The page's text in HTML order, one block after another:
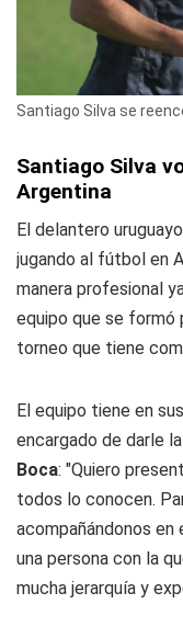
Santiago Silva se
Santiago Silva
Argentina
El delantero
jugando al fútbol en
manera profesional
equipo que se formó
torneo que tiene
El equipo tiene en
encargado de darle
Boca: "Quiero
todos lo conocen.
acompañándonos
una persona con la
mucha jerarquía y